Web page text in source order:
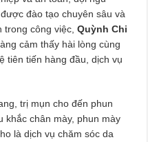
đào tạo chuyên sâu và
công việc, Quỳnh Chi
cảm thấy hài lòng cùng
tiên tiến hàng đầu, dịch vụ
trị mụn cho đến phun
khắc chân mày, phun mày
là dịch vụ chăm sóc da